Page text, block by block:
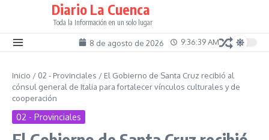
Diario La Cuenca
Toda la Información en un solo lugar
8 de agosto de 2026 9:36:40 AM
Inicio / 02 - Provinciales / El Gobierno de Santa Cruz recibió al
cónsul general de Italia para fortalecer vínculos culturales y de
cooperación
02 - Provinciales